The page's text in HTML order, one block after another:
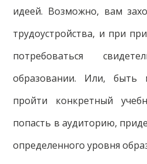
идеей. Возможно, вам
трудоустройства, и при
потребоваться
образовании. Или, быть
пройти конкретный
попасть в аудиторию,
определенного уровня